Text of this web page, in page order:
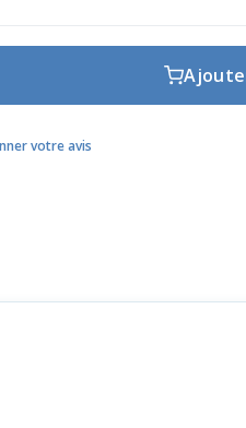
votre avis